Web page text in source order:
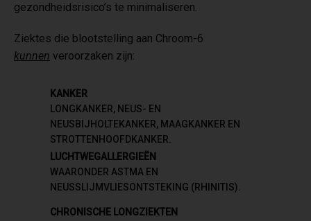
gezondheidsrisico’s te minimaliseren.
Ziektes die blootstelling aan Chroom-6
kunnen veroorzaken zijn:
KANKER
LONGKANKER, NEUS- EN
NEUSBIJHOLTEKANKER, MAAGKANKER EN
STROTTENHOOFDKANKER.
LUCHTWEGALLERGIEËN
WAARONDER ASTMA EN
NEUSSLIJMVLIESONTSTEKING (RHINITIS).
CHRONISCHE LONGZIEKTEN